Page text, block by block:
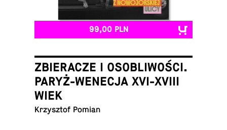
99,00 PLN
ZBIERACZE I OSOBLIWOŚCI.
PARYŻ-WENECJA XVI-XVIII
WIEK
Krzysz­tof Pomian